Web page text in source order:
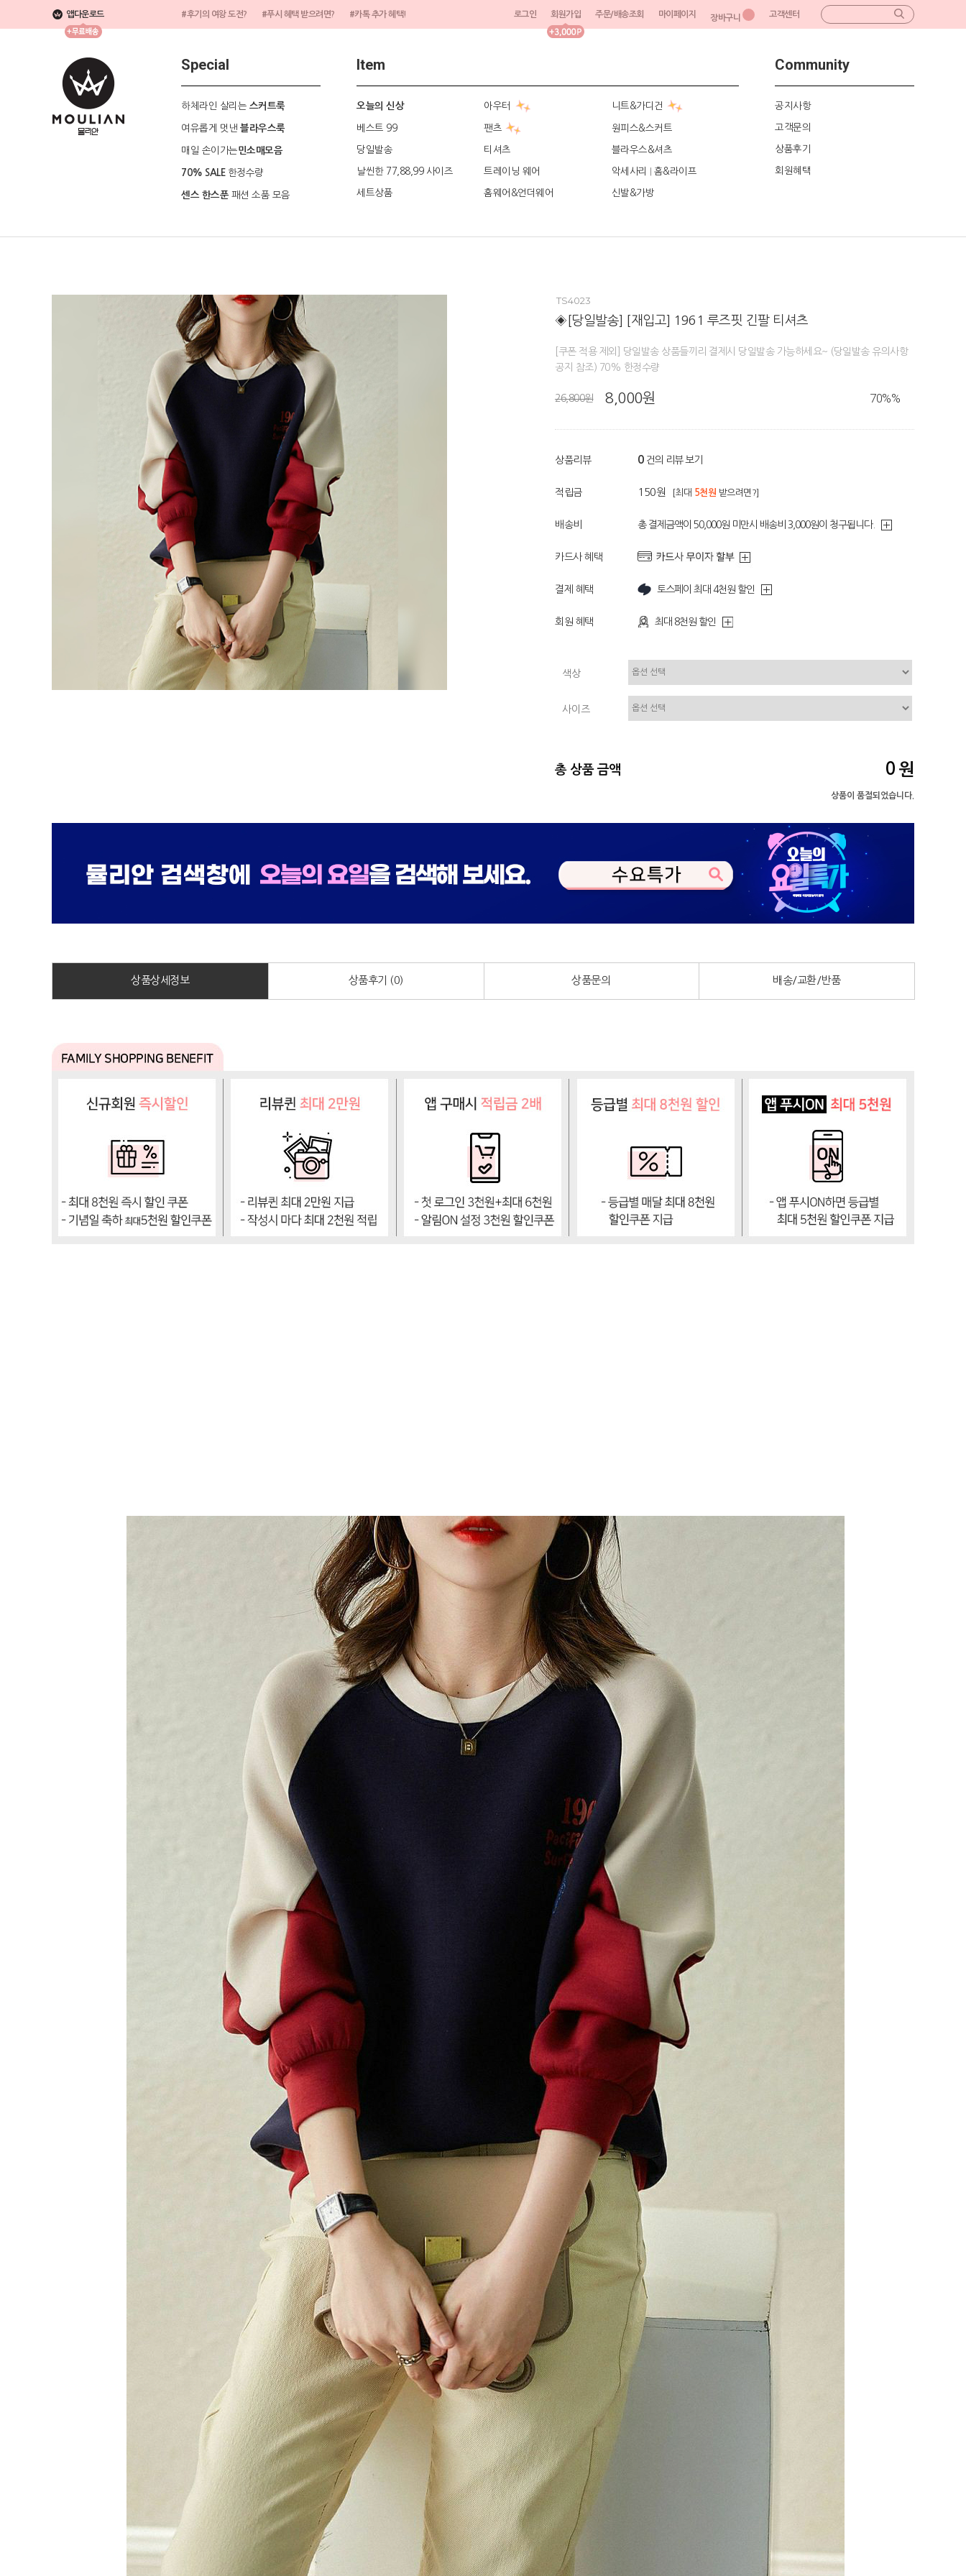
앱다운로드 #후기의 여왕 도전? #푸시 혜택 받으려면? #카톡 추가 혜택! 로그인 회원가입 주문/배송조회 마이페이지 장바구니 고객센터
Special
하체라인 살리는 스커트룩
여유롭게 멋낸 블라우스룩
매일 손이가는민소매모음
70% SALE 한정수량
센스 한스푼패션 소품 모음
Item
오늘의 신상 아우터 니트&가디건
베스트 99 팬츠 원피스&스커트
당일발송 티셔츠 블라우스&셔츠
날씬한 77,88,99 사이즈 트레이닝 웨어 악세사리 홈&라이프
세트상품 홈웨어&언더웨어 신발&가방
Community
공지사항
고객문의
상품후기
회원혜택
TS4023
◈[당일발송] [재입고] 1961 루즈핏 긴팔 티셔츠
[쿠폰 적용 제외] 당일발송 상품들끼리 결제시 당일발송 가능하세요~ (당일발송 유의사항
공지 참조) 70% 한정수량
26,800원 8,000원 70%%
상품리뷰 0 건의 리뷰 보기
적립금 150원 [최대 5천원 받으려면?]
배송비 총 결제금액이 50,000원 미만시 배송비 3,000원이 청구됩니다.
카드사 혜택
결제 혜택 토스페이 최대 4천원 할인
회원 혜택 최대 8천원 할인
색상
사이즈
총 상품 금액 0 원
상품이 품절되었습니다.
상품상세정보 상품후기 (0) 상품문의 배송/교환/반품